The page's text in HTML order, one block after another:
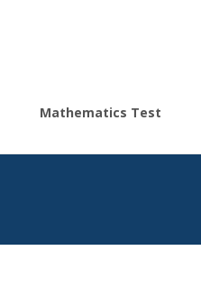
Mathematics Test